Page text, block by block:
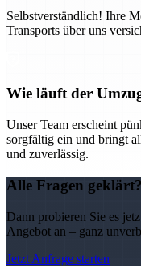
Selbstverständlich! Ihre
Transports über uns
Wie läuft der
Unser Team erscheint
sorgfältig ein und bringt
und zuverlässig.
Alle Fragen geklärt?
Dann probieren Sie es
Angebot an – ganz
Jetzt Anfrage starten